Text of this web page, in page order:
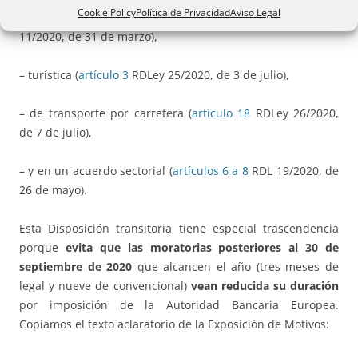
Cookie PolicyPolítica de PrivacidadAviso Legal
– de créditos sin garantía hipotecara (artículo 21
11/2020, de 31 de marzo),
– turística (artículo 3 RDLey 25/2020, de 3 de julio),
– de transporte por carretera (artículo 18 RDLey 26/2020,
de 7 de julio),
– y en un acuerdo sectorial (artículos 6 a 8RDL 19/2020, de
26 de mayo).
Esta Disposición transitoria tiene especial trascendencia
porque evita que las moratorias posteriores al 30 de
septiembre de 2020 que alcancen el año (tres meses de
legal y nueve de convencional) vean reducida su duración
por imposición de la Autoridad Bancaria Europea.
Copiamos el texto aclaratorio de la Exposición de Motivos: